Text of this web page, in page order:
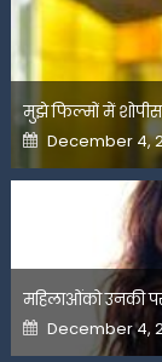
मुझे फिल्मों में
Posted
on
December 4,
महिलाओंको उनकी
Posted
on
December 4,